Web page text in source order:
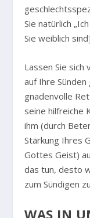
Sie natürlich
Sie weiblich sind]
Lassen Sie sich
auf Ihre
gnadenvolle
seine hilfreiche
ihm (durch
Stärkung Ihres
Gottes Geist)
das tun, desto
zum Sündigen
WAS IN